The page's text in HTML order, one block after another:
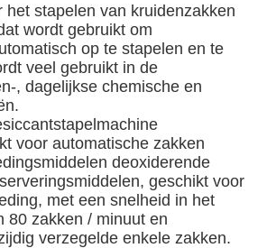
het stapelen van kruidenzakken
wordt gebruikt om
op te stapelen en te
veel gebruikt in de
, dagelijkse chemische en
voor automatische zakken
deoxiderende
geschikt voor
met een snelheid in het
80 zakken / minuut en
verzegelde enkele zakken.